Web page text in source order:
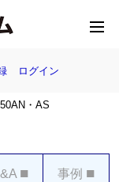
ログイン
・AS
■ 事例 ■